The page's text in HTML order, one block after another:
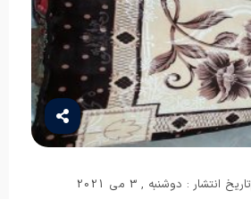
تاریخ انتشار : دوشنبه , 3 می 2021